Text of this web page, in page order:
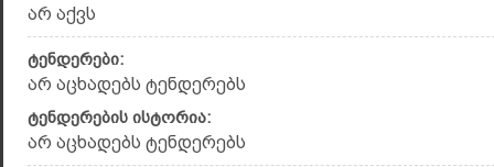
არ აქვს
ტენდერები:
არ აცხადებს ტენდერებს
ტენდერების ისტორია:
არ აცხადებს ტენდერებს